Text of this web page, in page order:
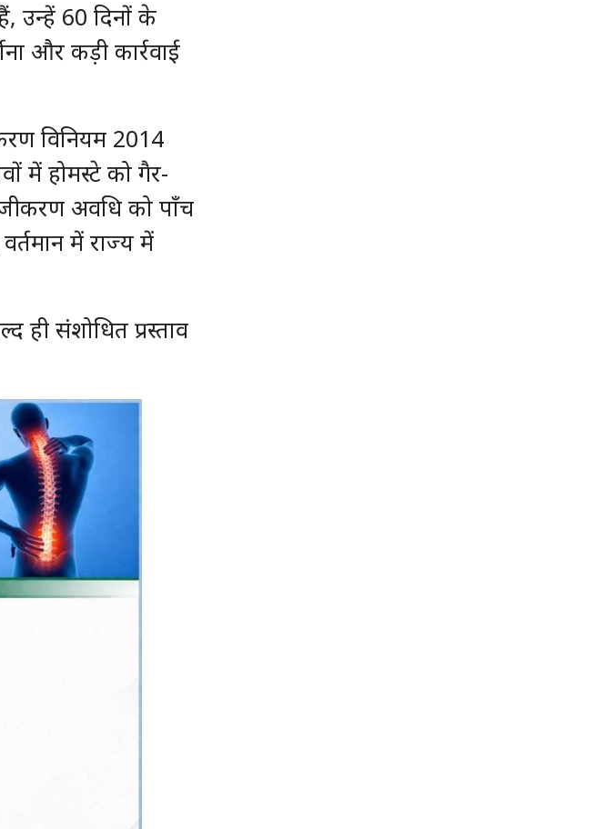
उन्हें 60 दिनों के
और कड़ी कार्रवाई
विनियम 2014
में होमस्टे को गैर-
अवधि को पाँच
में राज्य में
ही संशोधित प्रस्ताव